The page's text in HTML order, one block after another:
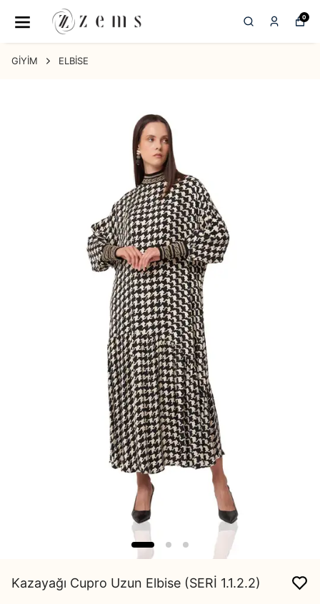
0
GİYİM ELBİSE
Kazayağı Cupro Uzun Elbise (SERİ 1.1.2.2)